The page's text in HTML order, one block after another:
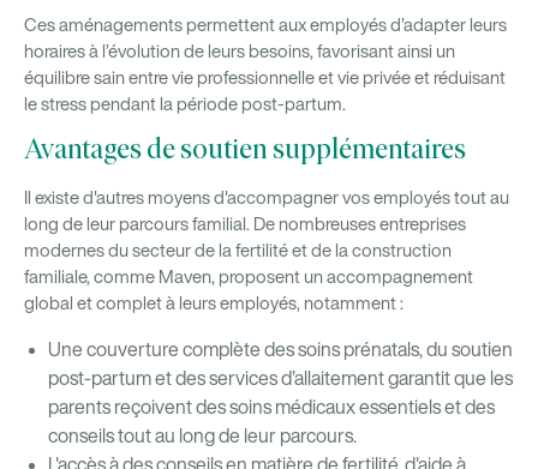
Ces aménagements permettent aux employés d’adapter leurs
horaires à l’évolution de leurs besoins, favorisant ainsi un
équilibre sain entre vie professionnelle et vie privée et réduisant
le stress pendant la période post-partum.
Avantages de soutien supplémentaires
Il existe d'autres moyens d'accompagner vos employés tout au
long de leur parcours familial. De nombreuses entreprises
modernes du secteur de la fertilité et de la construction
familiale, comme Maven, proposent un accompagnement
global et complet à leurs employés, notamment :
Une couverture complète des soins prénatals, du soutien
post-partum et des services d’allaitement garantit que les
parents reçoivent des soins médicaux essentiels et des
conseils tout au long de leur parcours.
L'accès à des conseils en matière de fertilité, d'aide à